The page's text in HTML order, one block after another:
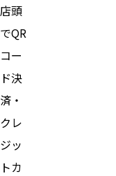
店頭
でQR
コー
ド決
済・
クレ
ジッ
トカ